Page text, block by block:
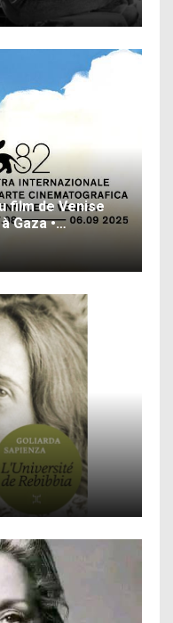
film de Venise
Gaza •…